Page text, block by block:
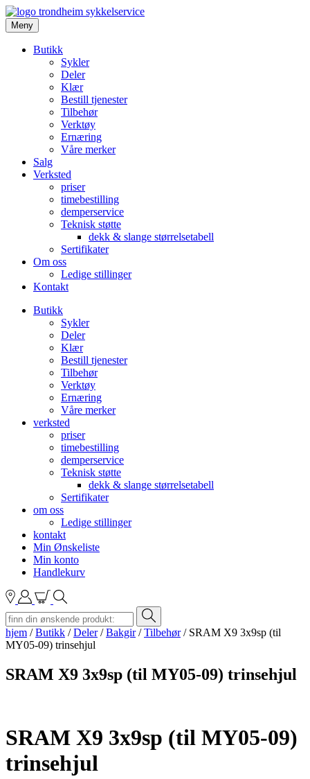
Meny
Butikk
Sykler
Deler
Klær
Bestill tjenester
Tilbehør
Verktøy
Ernæring
Våre merker
Salg
Verksted
priser
timebestilling
demperservice
Teknisk støtte
dekk & slange størrelsetabell
Sertifikater
Om oss
Ledige stillinger
Kontakt
Butikk
Sykler
Deler
Klær
Bestill tjenester
Tilbehør
Verktøy
Ernæring
Våre merker
verksted
priser
timebestilling
demperservice
Teknisk støtte
dekk & slange størrelsetabell
Sertifikater
om oss
Ledige stillinger
kontakt
Min Ønskeliste
Min konto
Handlekurv
hjem /Butikk /Deler/Bakgir/Tilbehør/ SRAM X9 3x9sp (til
MY05-09) trinsehjul
SRAM X9 3x9sp (til MY05-09) trinsehjul
SRAM X9 3x9sp (til MY05-09)
trinsehjul